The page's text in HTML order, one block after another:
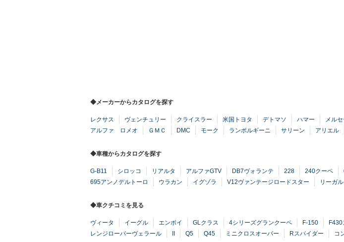
◆メーカーからカタログを探す
レクサス ヴェンチュリー クライスラー 米国トヨタ デトマソ ハマー メル
アルファ ロメオ
ＧＭＣ DMC モーク ランボルギーニ サリーン アリエル
◆車種からカタログを探す
G-B11 シロッコ リアルタ アルファGTV DB7ヴォランテ 228 240クーペ
695アンノデルトーロ
ウラカン イグゾラ V12ヴァンテージロードスター リーガ
◆車クチコミを見る
ヴィータ イーグル エンボイ GLクラス 4シリーズグランクーペ F-150
レンジローバーヴェラール
Q5 Q45 ミニクロスオーバー Rスパイダー コ